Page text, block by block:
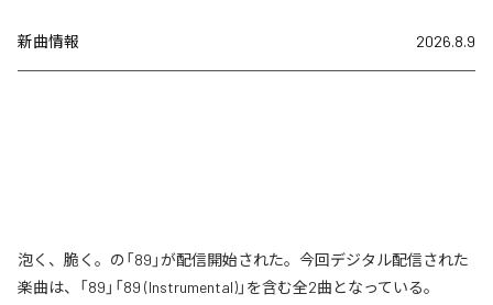
新曲情報 2026.8.9
泡く、脆く。の「89」が配信開始された。今回デジタル配信された
楽曲は、「89」「89 (Instrumental)」を含む全2曲となっている。